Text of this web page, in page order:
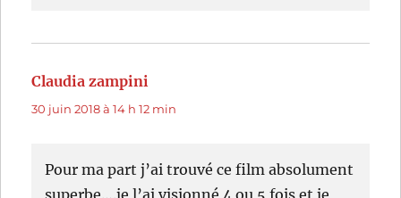
Claudia zampini
30 juin 2018 à 14 h 12 min
Pour ma part j’ai trouvé ce film absolument
superbe….je l’ai visionné 4 ou 5 fois et je